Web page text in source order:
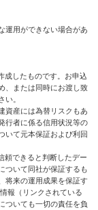
運用ができない場合があ
成したものです。お申込
、または同時にお渡し致
い。
資産には為替リスクもあ
行者に係る信用状況等の
いて元本保証および利回
頼できると判断したデー
ついて同社が保証するも
将来の運用成果を保証す
報（リンクされている
ついても一切の責任を負